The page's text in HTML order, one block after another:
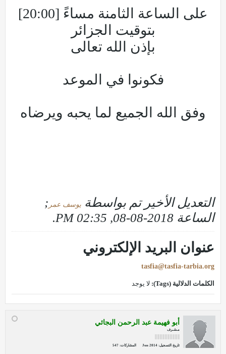
على الساعة الثامنة مساءً [20:00]
بتوقيت الجزائر
بإذن الله تعالى
فكونوا في الموعد
وفق الله الجميع لما يحبه ويرضاه
التعديل الأخير تم بواسطة يوسف عمر ;
الساعة 2018-08-08, 02:35 PM
.
عنوان البريد الإلكتروني
tasfia@tasfia-tarbia.org
الكلمات الدلالية (Tags): لا يوجد
أبو فهيمة عبد الرحمن البجائي
مـشـرف
تاريخ التسجيل: Jun 2014 المشاركات: 547